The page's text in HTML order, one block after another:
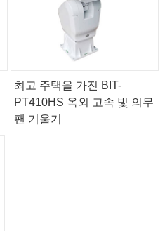
최고 주택을 가진 BIT-
PT410HS 옥외 고속 빛 의무
팬 기울기